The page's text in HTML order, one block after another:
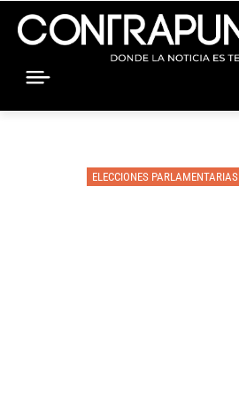
ELECCIONES PARLAMENTARIAS